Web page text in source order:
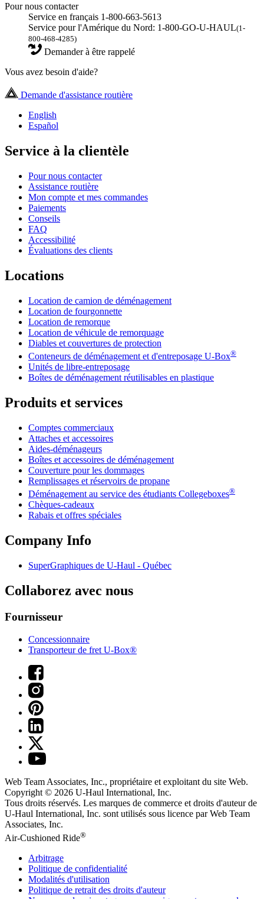
Pour nous contacter
Service en français 1-800-663-5613
Service pour l'Amérique du Nord: 1-800-GO-U-HAUL(1-
800-468-4285)
Demander à être rappelé
Vous avez besoin d'aide?
Demande d'assistance routière
English
Español
Service à la clientèle
Pour nous contacter
Assistance routière
Mon compte et mes commandes
Paiements
Conseils
FAQ
Accessibilité
Évaluations des clients
Locations
Location de camion de déménagement
Location de fourgonnette
Location de remorque
Location de véhicule de remorquage
Diables et couvertures de protection
Conteneurs de déménagement et d'entreposage U-Box®
Unités de libre-entreposage
Boîtes de déménagement réutilisables en plastique
Produits et services
Comptes commerciaux
Attaches et accessoires
Aides-déménageurs
Boîtes et accessoires de déménagement
Couverture pour les dommages
Remplissages et réservoirs de propane
Déménagement au service des étudiants Collegeboxes®
Chèques-cadeaux
Rabais et offres spéciales
Company Info
SuperGraphiques de U-Haul - Québec
Collaborez avec nous
Fournisseur
Concessionnaire
Transporteur de fret U-Box®
Web Team Associates, Inc., propriétaire et exploitant du site Web.
Copyright © 2026 U-Haul International, Inc.
Tous droits réservés. Les marques de commerce et droits d'auteur de
U-Haul International, Inc. sont utilisés sous licence par Web Team
Associates, Inc.
Air-Cushioned Ride®
Arbitrage
Politique de confidentialité
Modalités d'utilisation
Politique de retrait des droits d'auteur